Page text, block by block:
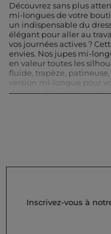
Découvrez sans plus
mi-longues de votre
un indispensable du
élégant pour aller au
vos journées actives ?
envies. Nos jupes mi-
en valeur toutes les
fluide, trapèze, patineuse,
version mi-longue pour
propose des jupes de
de jolis détails comme
broderies. Faites votre
comme la laine
confortable sans perdre
structure, style et
une alliée parfaite contre
Inscrivez-vous à